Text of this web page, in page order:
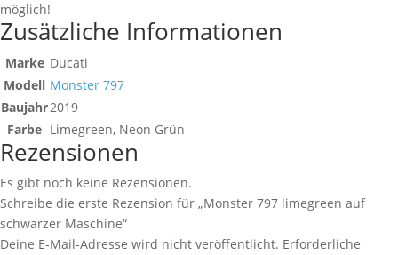
möglich!
Zusätzliche Informationen
Marke Ducati
Modell Monster 797
Baujahr2019
Farbe Limegreen, Neon Grün
Rezensionen
Es gibt noch keine Rezensionen.
Schreibe die erste Rezension für „Monster 797 limegreen auf
schwarzer Maschine“
Deine E-Mail-Adresse wird nicht veröffentlicht. Erforderliche